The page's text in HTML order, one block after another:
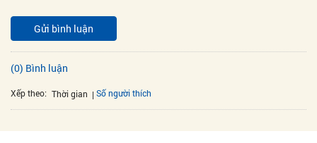
Gửi bình luận
(0) Bình luận
Xếp theo: Thời gian Số người thích